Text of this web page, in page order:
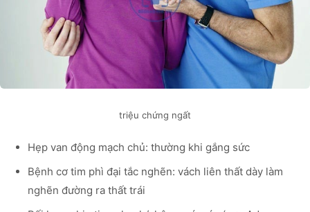
triệu chứng ngất
Hẹp van động mạch chủ: thường khi gắng sức
Bệnh cơ tim phì đại tắc nghẽn: vách liên thất dày làm
nghẽn đường ra thất trái